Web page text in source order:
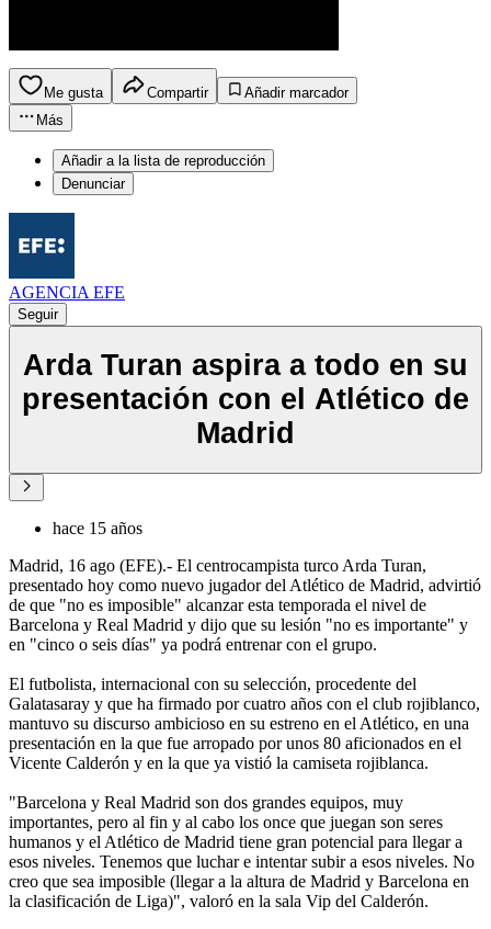
Me gusta Compartir
Añadir marcador
Más
Añadir a la lista de reproducción
Denunciar
AGENCIA EFE
Seguir
Arda Turan aspira a todo en su
presentación con el Atlético de
Madrid
hace 15 años
Madrid, 16 ago (EFE).- El centrocampista turco Arda Turan,
presentado hoy como nuevo jugador del Atlético de Madrid, advirtió
de que "no es imposible" alcanzar esta temporada el nivel de
Barcelona y Real Madrid y dijo que su lesión "no es importante" y
en "cinco o seis días" ya podrá entrenar con el grupo.
El futbolista, internacional con su selección, procedente del
Galatasaray y que ha firmado por cuatro años con el club rojiblanco,
mantuvo su discurso ambicioso en su estreno en el Atlético, en una
presentación en la que fue arropado por unos 80 aficionados en el
Vicente Calderón y en la que ya vistió la camiseta rojiblanca.
"Barcelona y Real Madrid son dos grandes equipos, muy
importantes, pero al fin y al cabo los once que juegan son seres
humanos y el Atlético de Madrid tiene gran potencial para llegar a
esos niveles. Tenemos que luchar e intentar subir a esos niveles. No
creo que sea imposible (llegar a la altura de Madrid y Barcelona en
la clasificación de Liga)", valoró en la sala Vip del Calderón.